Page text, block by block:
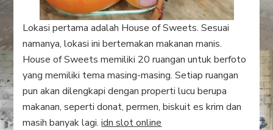
Lokasi pertama adalah House of Sweets. Sesuai
namanya, lokasi ini bertemakan makanan manis.
House of Sweets memiliki 20 ruangan untuk berfoto
yang memiliki tema masing-masing. Setiap ruangan
pun akan dilengkapi dengan properti lucu berupa
makanan, seperti donat, permen, biskuit es krim dan
masih banyak lagi.idn slot online